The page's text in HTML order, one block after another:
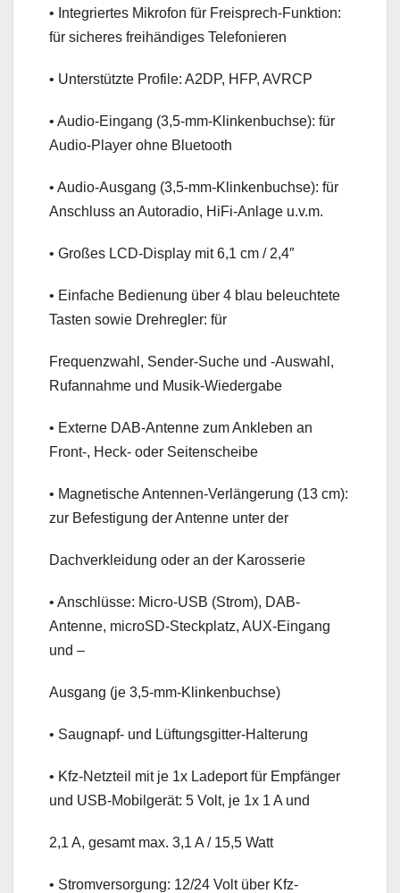
• Integriertes Mikrofon für Freisprech-Funktion:
für sicheres freihändiges Telefonieren
• Unterstützte Profile: A2DP, HFP, AVRCP
• Audio-Eingang (3,5-mm-Klinkenbuchse): für
Audio-Player ohne Bluetooth
• Audio-Ausgang (3,5-mm-Klinkenbuchse): für
Anschluss an Autoradio, HiFi-Anlage u.v.m.
• Großes LCD-Display mit 6,1 cm / 2,4″
• Einfache Bedienung über 4 blau beleuchtete
Tasten sowie Drehregler: für
Frequenzwahl, Sender-Suche und -Auswahl,
Rufannahme und Musik-Wiedergabe
• Externe DAB-Antenne zum Ankleben an
Front-, Heck- oder Seitenscheibe
• Magnetische Antennen-Verlängerung (13 cm):
zur Befestigung der Antenne unter der
Dachverkleidung oder an der Karosserie
• Anschlüsse: Micro-USB (Strom), DAB-
Antenne, microSD-Steckplatz, AUX-Eingang
und –
Ausgang (je 3,5-mm-Klinkenbuchse)
• Saugnapf- und Lüftungsgitter-Halterung
• Kfz-Netzteil mit je 1x Ladeport für Empfänger
und USB-Mobilgerät: 5 Volt, je 1x 1 A und
2,1 A, gesamt max. 3,1 A / 15,5 Watt
• Stromversorgung: 12/24 Volt über Kfz-